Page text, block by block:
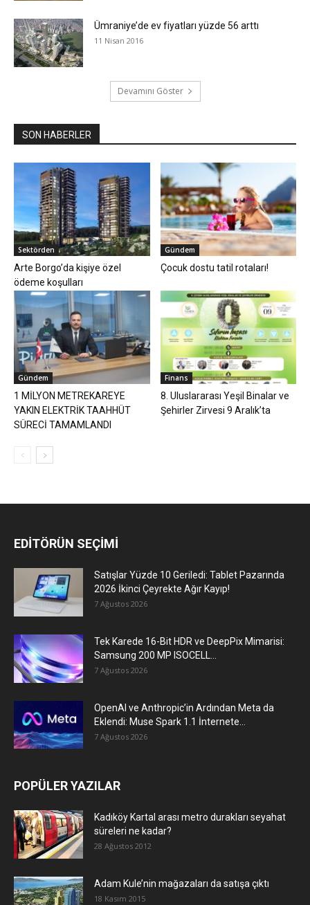
Ümraniye’de ev fiyatları yüzde 56 arttı
11 Nisan 2016
Devamını Göster
SON HABERLER
Sektörden
Arte Borgo’da kişiye özel
ödeme koşulları
Gündem
Çocuk dostu tatil rotaları!
Gündem
1 MİLYON METREKAREYE
YAKIN ELEKTRİK TAAHHÜT
SÜRECİ TAMAMLANDI
Finans
8. Uluslararası Yeşil Binalar ve
Şehirler Zirvesi 9 Aralık’ta
EDİTÖRÜN SEÇİMİ
Satışlar Yüzde 10 Geriledi: Tablet Pazarında
2026 İkinci Çeyrekte Ağır Kayıp!
7 Ağustos 2026
Tek Karede 16-Bit HDR ve DeepPix Mimarisi:
Samsung 200 MP ISOCELL...
7 Ağustos 2026
OpenAI ve Anthropic’in Ardından Meta da
Eklendi: Muse Spark 1.1 İnternete...
7 Ağustos 2026
POPÜLER YAZILAR
Kadıköy Kartal arası metro durakları seyahat
süreleri ne kadar?
28 Ağustos 2012
Adam Kule’nin mağazaları da satışa çıktı
18 Kasım 2015